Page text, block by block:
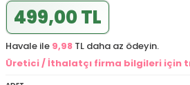
499,00 TL
Havale ile 9,98 TL daha az ödeyin.
Üretici / İthalatçı firma bilgileri için